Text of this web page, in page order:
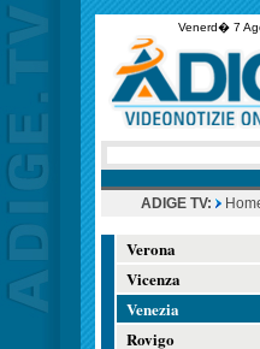
Venerd� 7
ADIGE TV:
Verona
Vicenza
Venezia
Rovigo